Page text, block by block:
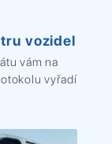
vozidel
vám na
vyřadí